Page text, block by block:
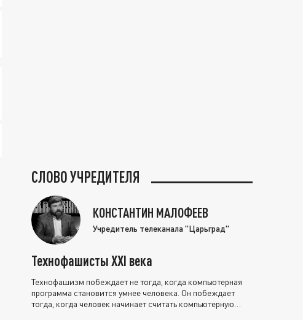
СЛОВО УЧРЕДИТЕЛЯ
КОНСТАНТИН МАЛОФЕЕВ
Учредитель телеканала "Царьград"
Технофашисты XXI века
Технофашизм побеждает не тогда, когда компьютерная
программа становится умнее человека. Он побеждает
тогда, когда человек начинает считать компьютерную